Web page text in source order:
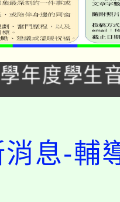
學年度第
甄選結果(
保險知識
年度學生
住民語歌
學年度第
甄選結果(
甄選結果(
大學推廣
消息-輔